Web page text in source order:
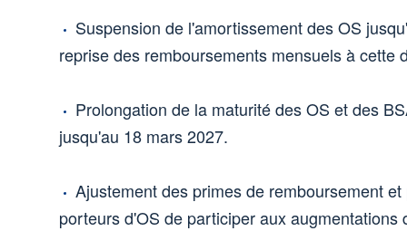
Suspension de l'amortissement des OS
reprise des remboursements mensuels à cette
Prolongation de la maturité des OS et des
jusqu'au 18 mars 2027.
Ajustement des primes de remboursement
porteurs d'OS de participer aux augmentations